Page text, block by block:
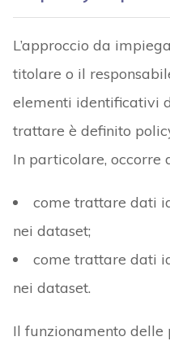
L’approccio da
titolare o il
elementi identificativi
trattare è definito
In particolare, occorre
come trattare dati
nei dataset;
come trattare dati
nei dataset.
Il funzionamento delle